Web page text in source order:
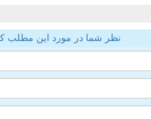
نظر شما در مورد این مطلب